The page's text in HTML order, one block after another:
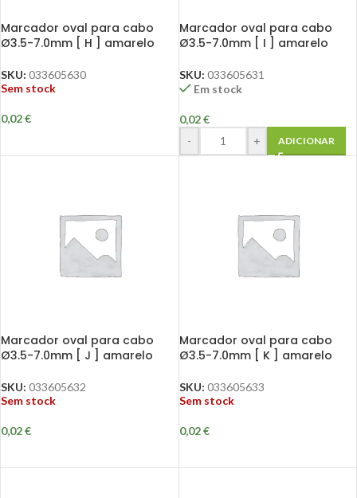
Marcador oval para cabo
Ø3.5-7.0mm [ H ] amarelo
SKU: 033605630
Sem stock
0,02€
Marcador oval para cabo
Ø3.5-7.0mm [ I ] amarelo
SKU: 033605631
Em stock
0,02€
-
+ ADICIONAR
Marcador oval para cabo
Ø3.5-7.0mm [ J ] amarelo
SKU: 033605632
Sem stock
0,02€
Marcador oval para cabo
Ø3.5-7.0mm [ K ] amarelo
SKU: 033605633
Sem stock
0,02€